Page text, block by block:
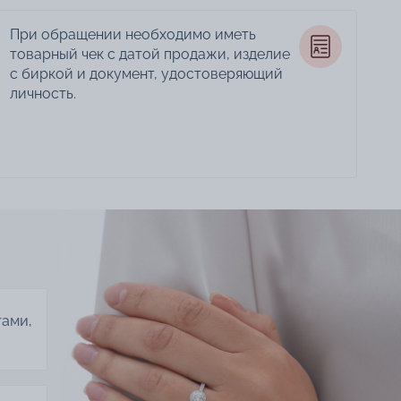
При обращении необходимо иметь
товарный чек с датой продажи, изделие
с биркой и документ, удостоверяющий
личность.